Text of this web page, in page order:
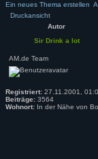
Ein neues Thema erstellen
Druckansicht
Autor
Sir Drink a lot
AM.de Team
Registriert: 27.11.2001,
Beiträge: 3564
Wohnort: In der Nähe von